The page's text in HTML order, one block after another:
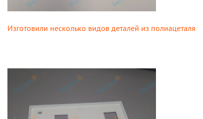
Изготовили несколько видов деталей из полиацеталя